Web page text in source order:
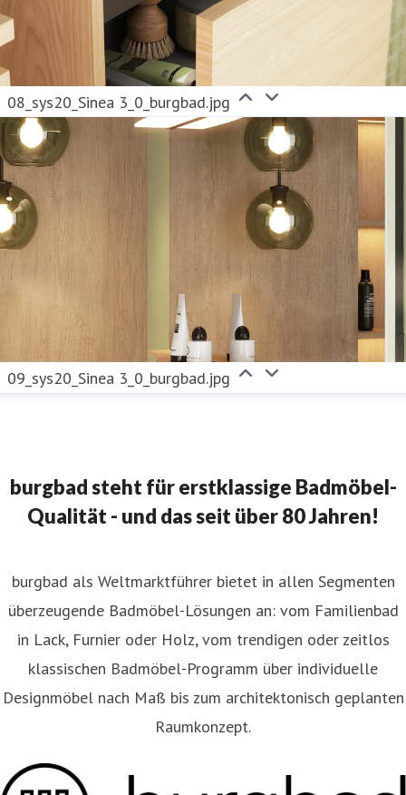
08_sys20_Sinea 3_0_burgbad.jpg
09_sys20_Sinea 3_0_burgbad.jpg
burgbad steht für erstklassige Badmöbel-
Qualität - und das seit über 80 Jahren!
burgbad als Weltmarktführer bietet in allen Segmenten
überzeugende Badmöbel-Lösungen an: vom Familienbad
in Lack, Furnier oder Holz, vom trendigen oder zeitlos
klassischen Badmöbel-Programm über individuelle
Designmöbel nach Maß bis zum architektonisch geplanten
Raumkonzept.